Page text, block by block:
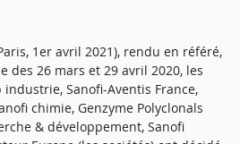
1er avril 2021), rendu en référé,
des 26 mars et 29 avril 2020, les
Sanofi-Aventis France,
chimie, Genzyme Polyclonals
& développement, Sanofi